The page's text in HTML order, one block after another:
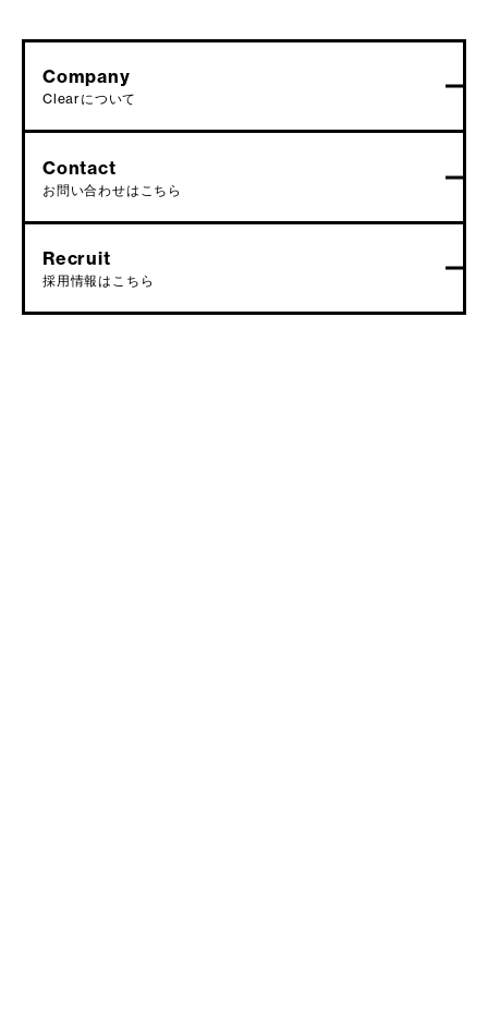
Company
Clearについて
Contact
お問い合わせはこちら
Recruit
採用情報はこちら